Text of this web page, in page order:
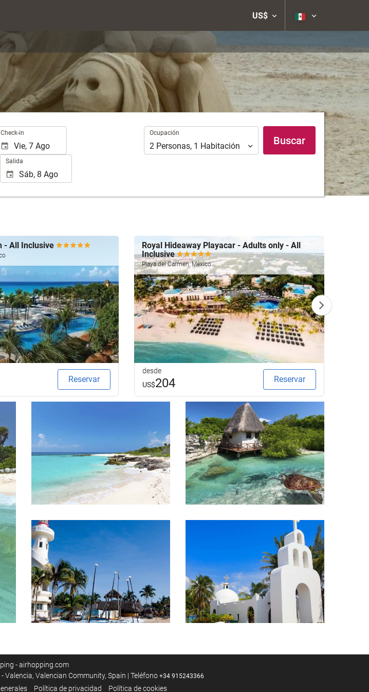
US$
Check-in
Salida
Ocupación
Ocupación
2 Personas, 1 Habitación Buscar
- All Inclusive
Reservar
Royal Hideaway Playacar - Adults only - All
Inclusive
Playa del Carmen, México
desde
US$204 Reservar
- airhopping.com
Valencian Community, Spain | Teléfono +34 915243366
Política de privacidad Política de cookies